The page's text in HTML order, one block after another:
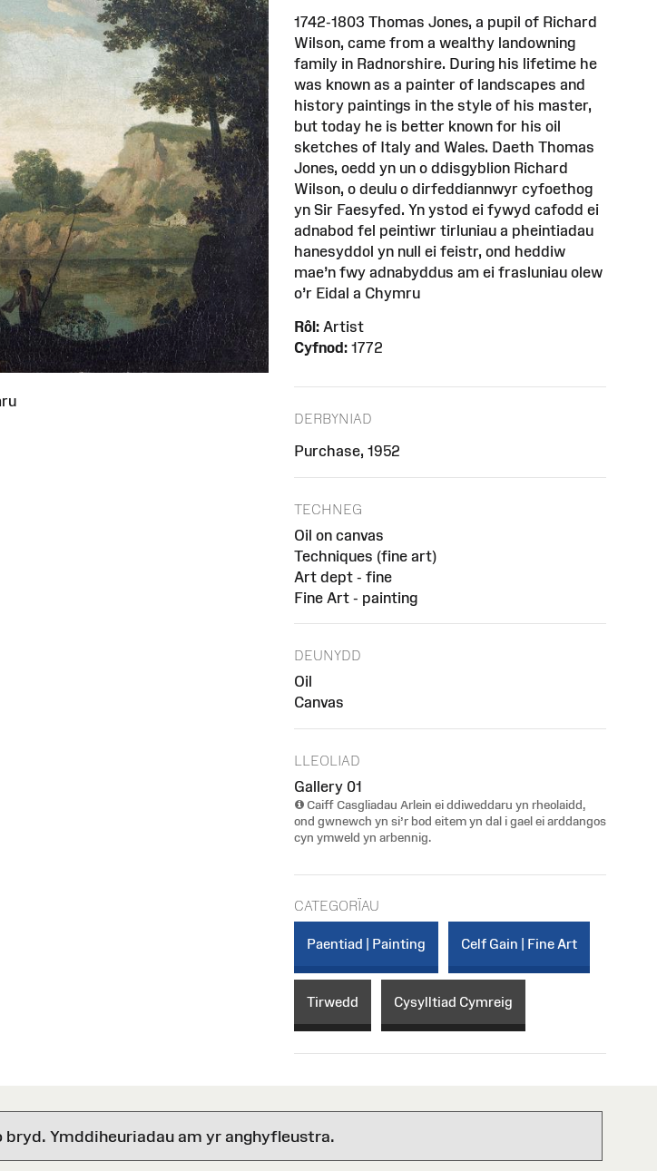
1742-1803 Thomas Jones, a pupil of Richard
Wilson, came from a wealthy landowning
family in Radnorshire. During his lifetime he
was known as a painter of landscapes and
history paintings in the style of his master,
but today he is better known for his oil
sketches of Italy and Wales. Daeth Thomas
Jones, oedd yn un o ddisgyblion Richard
Wilson, o deulu o dirfeddiannwyr cyfoethog
yn Sir Faesyfed. Yn ystod ei fywyd cafodd ei
adnabod fel peintiwr tirluniau a pheintiadau
hanesyddol yn null ei feistr, ond heddiw
mae’n fwy adnabyddus am ei frasluniau olew
o’r Eidal a Chymru
Rôl: Artist
Cyfnod: 1772
DERBYNIAD
Purchase, 1952
TECHNEG
Oil on canvas
Techniques (fine art)
Art dept - fine
Fine Art - painting
DEUNYDD
Oil
Canvas
LLEOLIAD
Gallery 01
Caiff Casgliadau Arlein ei ddiweddaru yn rheolaidd,
ond gwnewch yn si’r bod eitem yn dal i gael ei arddangos
cyn ymweld yn arbennig.
CATEGORÏAU
Paentiad | Painting Celf Gain | Fine Art
Tirwedd Cysylltiad Cymreig
bryd. Ymddiheuriadau am yr anghyfleustra.